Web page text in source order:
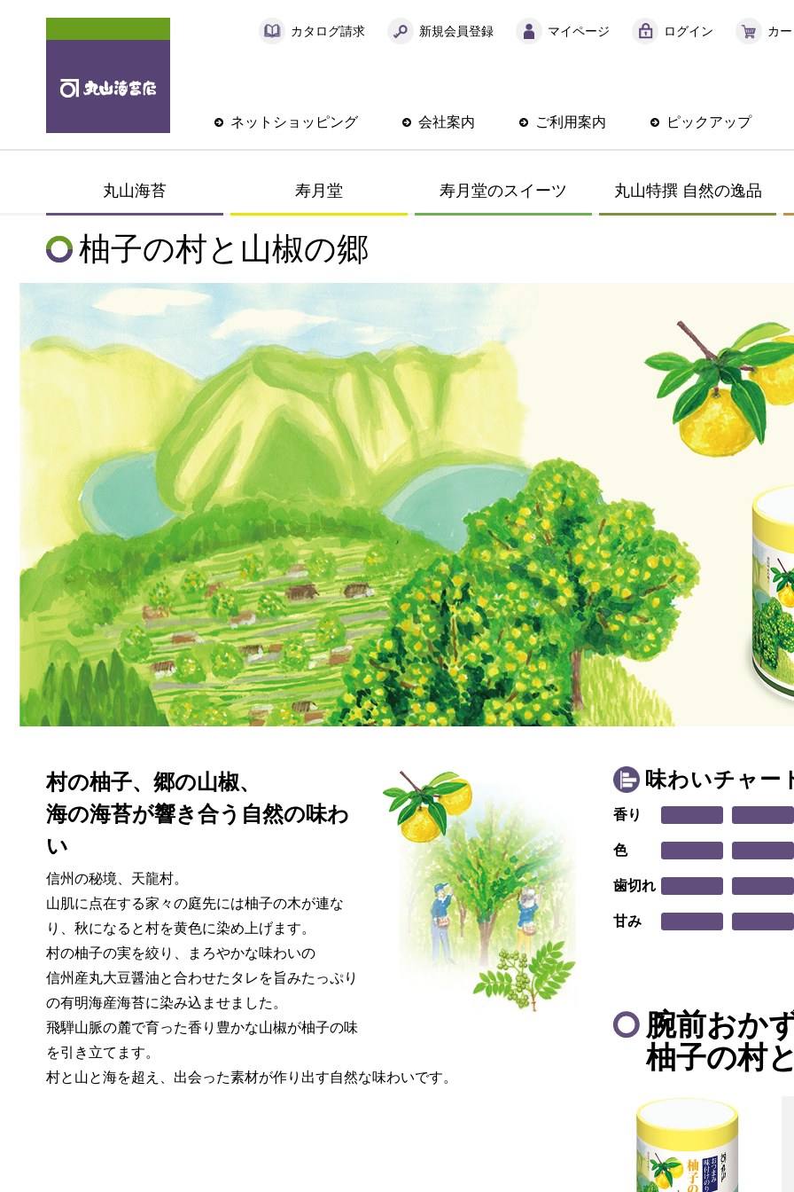
カタログ請求 新規会員登録 マイページ ログイン カ
ネットショッピング 会社案内 ご利用案内 ピックアップ
丸山海苔 寿月堂 寿月堂のスイーツ 丸山特撰 自然の逸品
柚子の村と山椒の郷
村の柚子、郷の山椒、
海の海苔が響き合う自然の味わ
い
信州の秘境、天龍村。
山肌に点在する家々の庭先には柚子の木が連な
り、秋になると村を黄色に染め上げます。
村の柚子の実を絞り、まろやかな味わいの
信州産丸大豆醤油と合わせたタレを旨みたっぷり
の有明海産海苔に染み込ませました。
飛騨山脈の麓で育った香り豊かな山椒が柚子の味
を引き立てます。
村と山と海を超え、出会った素材が作り出す自然な味わいです。
味わいチャー
香り
色
歯切れ
甘み
腕前おか
柚子の村